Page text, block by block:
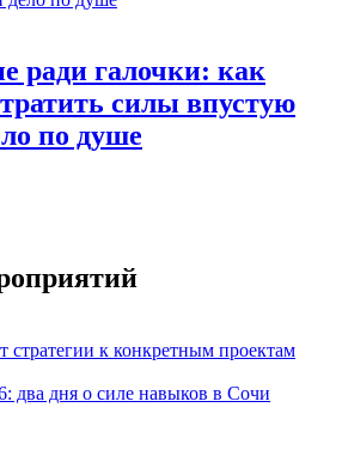
ради галочки: как
силы впустую
по душе
стратегии к конкретным проектам
дня о силе навыков в Сочи